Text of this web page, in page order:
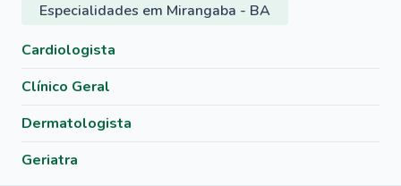
Especialidades em Mirangaba - BA
Cardiologista
Clínico Geral
Dermatologista
Geriatra